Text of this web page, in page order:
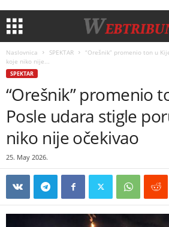
Naslovnica SPEKTAR
“Orešnik” promenio ton u
koje niko nije...
SPEKTAR
“Orešnik” promenio
Posle udara stigle
niko nije očekivao
25. May 2026.